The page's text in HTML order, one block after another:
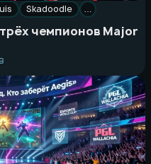
Skadoodle …
чемпионов Major